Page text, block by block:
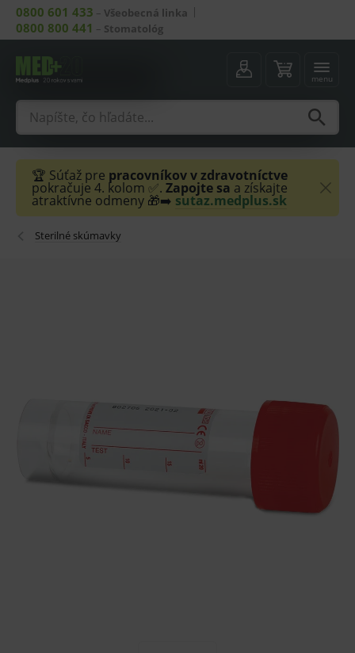
0800 601 433 – Všeobecná linka
0800 800 441 – Stomatológ
menu
🏆 Súťaž pre pracovníkov v zdravotníctve
pokračuje 4. kolom ✅. Zapojte sa a získajte
atraktívne odmeny 🎁➡️ sutaz.medplus.sk
Sterilné skúmavky